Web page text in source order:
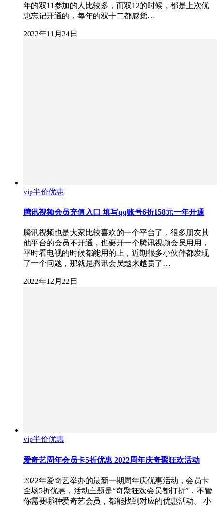
年的双11参加的人比较多，而双12的时候，都是上次优
惠忘记开通的，每年的双十二都感觉…
2022年11月24日
vip半价优惠
腾讯视频会员充值入口 填写qq账号6折158元一年开通
腾讯视频也是大家比较喜欢的一个平台了，很多朋友其
他平台的会员不开通，也要开一个腾讯视频会员用用，
平时看电视的时候都能用的上，近期很多小伙伴都发现
了一个问题，那就是腾讯会员越来越贵了…
2022年12月22日
vip半价优惠
爱奇艺周年会员卡5折优惠 2022周年庆奇聚狂欢活动
2022年爱奇艺举办的最新一期周年庆优惠活动，会员卡
全场5折优惠，活动主题是“奇聚狂欢会员都打折”，不管
你需要哪种爱奇艺会员，都能找到对应的优惠活动。 小